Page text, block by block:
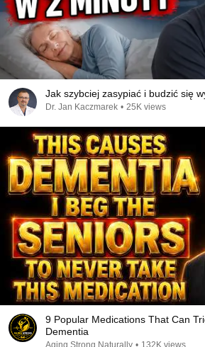
Jak szybciej zasypiać i budzić się
Dr. Jan Kaczmarek • 25K views
9 Popular Medications That Can
Dementia
Aging Strong Naturally • 132K views